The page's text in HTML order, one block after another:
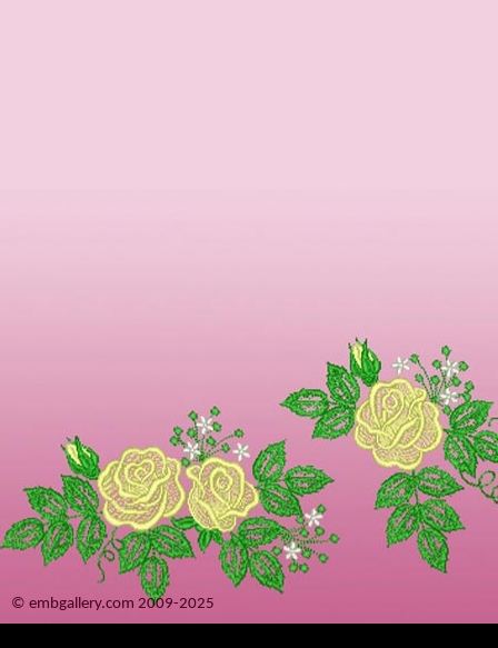
© embgallery.com 2009-2025